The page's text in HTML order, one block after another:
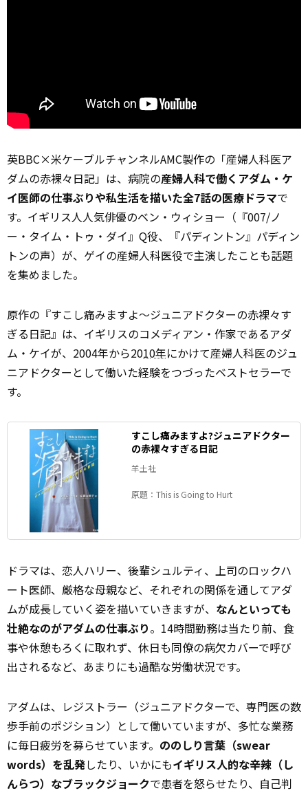
英BBC×米ケーブルチャンネルAMC製作の「産婦人科医ア
ダムの赤裸々日記」は、病院の産婦人科で働くアダム・ケ
イ医師の仕事ぶりや私生活を描いた全7話の医療ドラマで
す。イギリス人人気俳優のベン・ウィショー（『007/ノ
ー・タイム・トゥ・ダイ』Q役、『パディントン』パディン
トンの声）が、ゲイの産婦人科医役で主演したことも話題
を集めました。
原作の『すこし痛みますよ～ジュニアドクターの赤裸々す
ぎる日記』は、イギリスのコメディアン・作家であるアダ
ム・ケイが、2004年から2010年にかけて産婦人科医のジュ
ニアドクターとして働いた経験をつづったベストセラーで
す。
すこし痛みますよ?ジュニアドクター
の赤裸々すぎる日記
羊土社
原題：This is Going to Hurt
ドラマは、恋人ハリー、後輩シュルティ、上司のロックハ
ート医師、厳格な母親など、それぞれの関係を通してアダ
ムが成長していく姿を描いていきますが、 なんといっても
壮絶なのがアダムの仕事ぶり。14時間勤務は当たり前、食
事や休憩もろくに取れず、休日も同僚の病欠カバーで呼び
出されるなど、あまりにも過酷な労働状況です。
アダムは、レジストラー（ジュニアドクターで、専門医の数
歩手前のポジション）として働いていますが、多忙な業務
に毎日疲労を募らせています。 ののしり言葉（swear
words）を乱発したり、いかにもイギリス人的な辛辣（し
んらつ）なブラックジョークで患者を怒らせたり、自己判